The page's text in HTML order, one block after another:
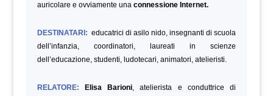
auricolare e ovviamente una connessione Internet.
DESTINATARI: educatrici di asilo nido, insegnanti di scuola
dell’infanzia, coordinatori, laureati in scienze
dell’educazione, studenti, ludotecari, animatori, atelieristi.
RELATORE: Elisa Barioni, atelierista e conduttrice di